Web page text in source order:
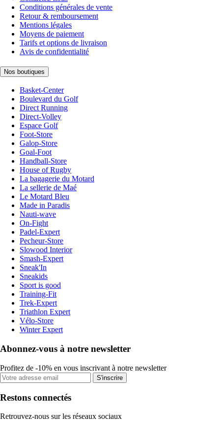
Conditions générales de vente
Retour & remboursement
Mentions légales
Moyens de paiement
Tarifs et options de livraison
Avis de confidentialité
Nos boutiques
Basket-Center
Boulevard du Golf
Direct Running
Direct-Volley
Espace Golf
Foot-Store
Galop-Store
Goal-Foot
Handball-Store
House of Rugby
La bagagerie du Motard
La sellerie de Maé
Le Motard Bleu
Made in Paradis
Nauti-wave
On-Fight
Padel-Expert
Pecheur-Store
Slowood Interior
Smash-Expert
Sneak'In
Sneakids
Sport is good
Training-Fit
Trek-Expert
Triathlon Expert
Vélo-Store
Winter Expert
Abonnez-vous à notre newsletter
Profitez de -10% en vous inscrivant à notre newsletter
S'inscrire
Restons connectés
Retrouvez-nous sur les réseaux sociaux